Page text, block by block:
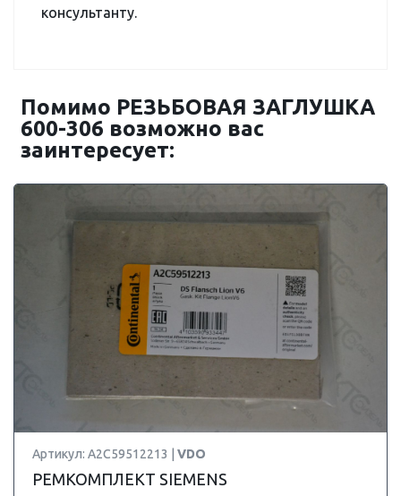
консультанту.
Помимо РЕЗЬБОВАЯ ЗАГЛУШКА
600-306 возможно вас
заинтересует:
Артикул: A2C59512213 | VDO
РЕМКОМПЛЕКТ SIEMENS